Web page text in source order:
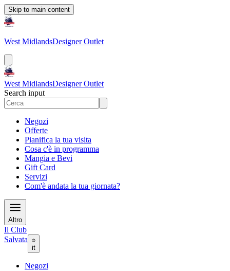
Skip to main content
West MidlandsDesigner Outlet
West MidlandsDesigner Outlet
Search input
Negozi
Offerte
Pianifica la tua visita
Cosa c'è in programma
Mangia e Bevi
Gift Card
Servizi
Com'è andata la tua giornata?
Altro
Il Club
Salvata
it
Negozi